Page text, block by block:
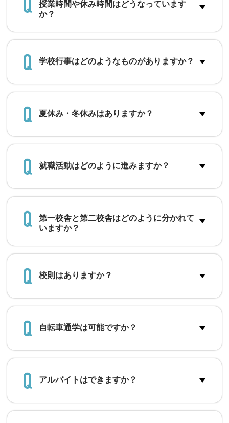
授業時間や休み時間はどうなっています
か？
学校行事はどのようなものがありますか？
夏休み・冬休みはありますか？
就職活動はどのように進みますか？
第一校舎と第二校舎はどのように分かれて
いますか？
校則はありますか？
自転車通学は可能ですか？
アルバイトはできますか？